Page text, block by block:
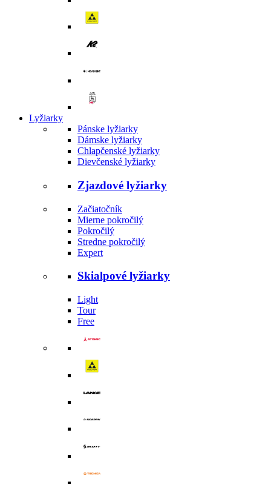
Lyžiarky
Pánske lyžiarky
Dámske lyžiarky
Chlapčenské lyžiarky
Dievčenské lyžiarky
Zjazdové lyžiarky
Začiatočník
Mierne pokročilý
Pokročilý
Stredne pokročilý
Expert
Skialpové lyžiarky
Light
Tour
Free